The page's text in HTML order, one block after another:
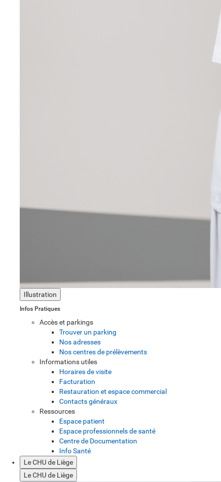
Illustration
Infos Pratiques
Accès et parkings
Trouver un parking
Nos adresses
Nos centres de prélèvements
Informations utiles
Horaires de visite
Facturation
Restauration et espace commercial
Contacts généraux
Ressources
Espace patient
Espace professionnels de santé
Centre de Documentation
Info Santé
Le CHU de Liège
Le CHU de Liège